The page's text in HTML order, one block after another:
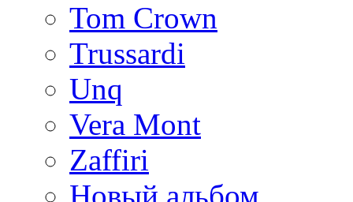
Tom Crown
Trussardi
Unq
Vera Mont
Zaffiri